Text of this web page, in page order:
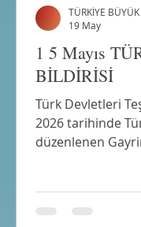
1 5 Mayıs
BİLDİRİSİ
Türk Devletleri
2026 tarihinde
düzenlenen
sunulmaktadır:
TÜRKİYE
19 May